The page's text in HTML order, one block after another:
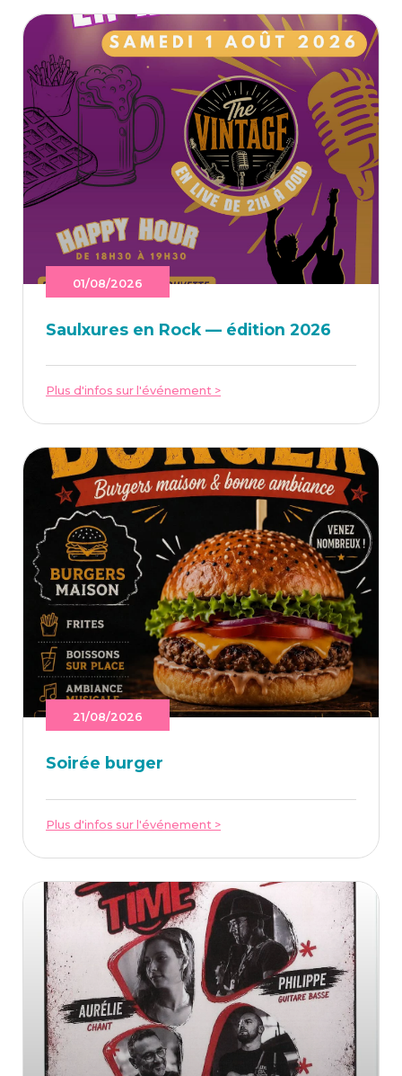
01/08/2026
Saulxures en Rock — édi­tion 2026
Plus d'infos sur l'événement >
21/08/2026
Soi­rée burger
Plus d'infos sur l'événement >